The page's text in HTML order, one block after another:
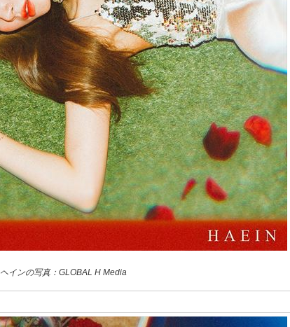
ヘインの写真：GLOBAL H Media